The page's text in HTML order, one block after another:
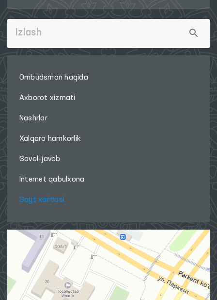
Ombudsman haqida
Axborot xizmati
Nashrlar
Xalqaro hamkorlik
Savol-javob
Internet qabulxona
Sayt xaritasi